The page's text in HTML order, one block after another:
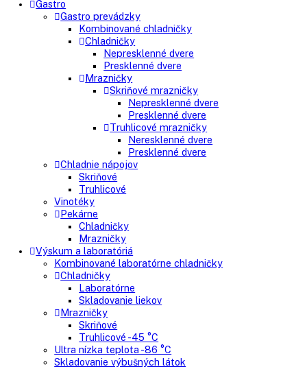
Klasické chladničky
Stolové chladničky
Americké chladničky
Chladnička na víno
Humidory
Gastro prevádzky
Kombinované chladničky
Chladničky
Nepresklenné dvere
Presklenné dvere
Mrazničky
Skriňové mrazničky
Truhlicové mrazničky
Chladnie nápojov
Skriňové
Truhlicové
Vinotéky
Pekárne
Chladničky
Mrazničky
Výskum a laboratóriá